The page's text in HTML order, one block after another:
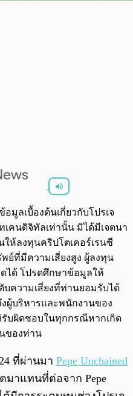
0:00/0:00
มูลเบื้องต้นเกี่ยวกับโปรเจ
เคนดิจิทัลเท่านั้น มิได้มีเจตนา
ห้ลงทุนคริปโตเคอร์เรนซี
ย์ที่มีความเสี่ยงสูง ผู้ลงทุน
ได้ โปรดศึกษาข้อมูลให้
ความเสี่ยงที่ท่านยอมรับได้
ผู้บริหารและพนักงานของ
บผิดชอบในทุกกรณีหากเกิด
ของท่าน
ที่ผ่านมา Pepe Unchained
มาแทนที่ต่อจาก Pepe